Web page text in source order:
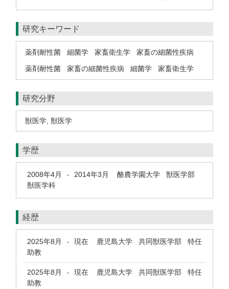
研究キーワード
薬剤耐性菌 細菌学 家畜衛生学
家畜の細菌性疾病
薬剤耐性菌
家畜の細菌性疾病 細菌学 家畜衛生学
研究分野
獣医学 獣医学
学歴
2008年4月 - 2014年3月
酪農学園大学 獣医学部
獣医学科
経歴
2025年8月 - 現在 鹿児島大学 共同獣医学部 特任
助教
2025年8月 - 現在 鹿児島大学 共同獣医学部 特任
助教